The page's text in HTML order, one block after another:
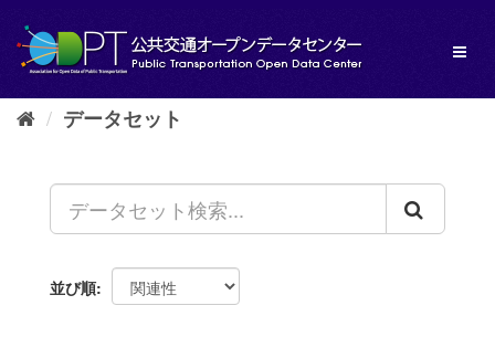
し
データセット
並び順